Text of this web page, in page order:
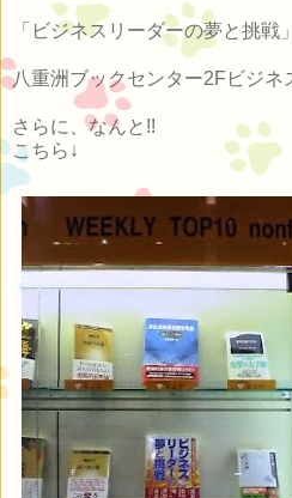
「ビジネスリーダーの夢と挑戦」
八重洲ブックセンター2Fビジネ
さらに、なんと!!
こちら↓